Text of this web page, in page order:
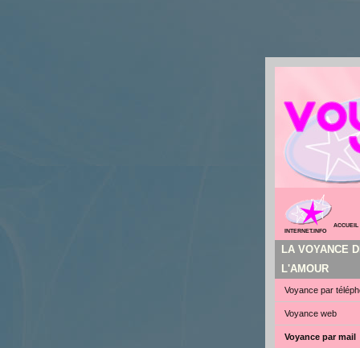
ACCUEIL
INTERNET.INFO
LA VOYANCE
L'AMOUR
Voyance par
Voyance web
Voyance par mail